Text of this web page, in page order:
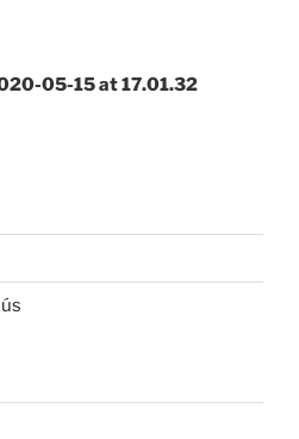
05-15 at 17.01.32